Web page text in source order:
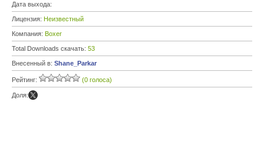
Дата выхода:
Лицензия: Неизвестный
Компания: Boxer
Total Downloads скачать: 53
Внесенный в: Shane_Parkar
Рейтинг: (0 голоса)
Доля: